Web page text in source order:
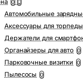
0
Автомобильные
Аксессуары для
Держатели для
Органайзеры для авто 0
Парковочные визитки 0
Пылесосы 0